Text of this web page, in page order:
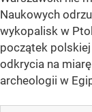
Naukowych
wykopalisk w
początek
odkrycia na
archeologii w